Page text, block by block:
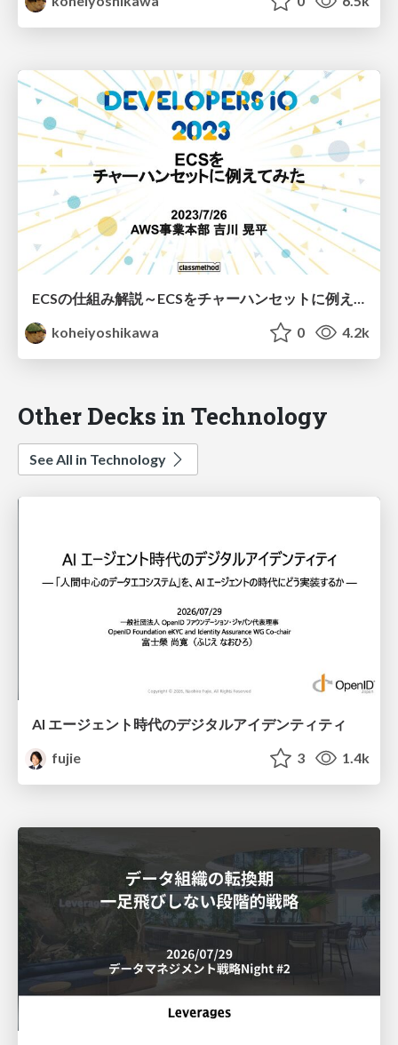
koheiyoshikawa
0 4.2k
Other Decks in Technology
See All in Technology
AI エージェント時代のデジタルアイデンティティ
fujie
3 1.4k